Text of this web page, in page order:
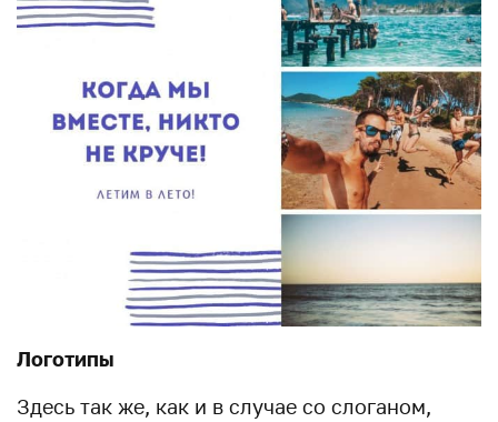
Логотипы
Здесь так же, как и в случае со слоганом,